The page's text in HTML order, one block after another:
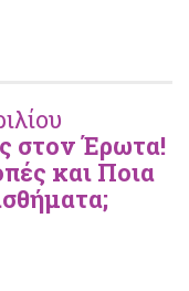
στον Έρωτα!
και Ποια